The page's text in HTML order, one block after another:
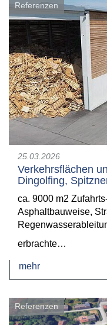
Referenzen
25.03.2026
Verkehrsflächen
Dingolfing,
ca. 9000 m2
Asphaltbauweise,
erbrachte…
mehr
Referenzen